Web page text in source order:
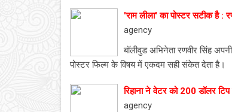
'राम लीला' का पोस्टर सटीक है :
agency
बॉलीवुड अभिनेता रणवीर सिंह
पोस्टर फिल्म के विषय में एकदम सही संकेत देता है।
रिहाना ने वेटर को 200 डॉलर टिप
agency